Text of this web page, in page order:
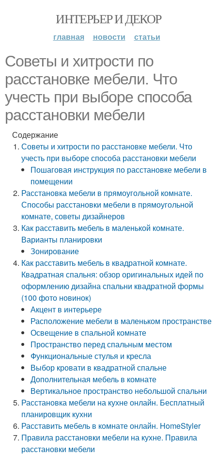
ИНТЕРЬЕР И ДЕКОР
главная новости статьи
Советы и хитрости по
расстановке мебели. Что
учесть при выборе способа
расстановки мебели
Содержание
Советы и хитрости по расстановке мебели. Что
учесть при выборе способа расстановки мебели
Пошаговая инструкция по расстановке мебели в
помещении
Расстановка мебели в прямоугольной комнате.
Способы расстановки мебели в прямоугольной
комнате, советы дизайнеров
Как расставить мебель в маленькой комнате.
Варианты планировки
Зонирование
Как расставить мебель в квадратной комнате.
Квадратная спальня: обзор оригинальных идей по
оформлению дизайна спальни квадратной формы
(100 фото новинок)
Акцент в интерьере
Расположение мебели в маленьком пространстве
Освещение в спальной комнате
Пространство перед спальным местом
Функциональные стулья и кресла
Выбор кровати в квадратной спальне
Дополнительная мебель в комнате
Вертикальное пространство небольшой спальни
Расстановка мебели на кухне онлайн. Бесплатный
планировщик кухни
Расставить мебель в комнате онлайн. HomeStyler
Правила расстановки мебели на кухне. Правила
расстановки мебели